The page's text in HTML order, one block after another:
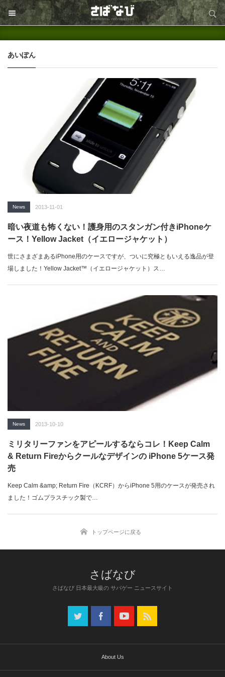
サイト内検索
あいぽん
News 2013-11-01
暗い夜道も怖くない！護身用のスタンガン付きiPhoneケ
ース！Yellow Jacket（イエロージャケット）
世にさまざまあるiPhone用のケースですが、ついに究極ともいえる逸品が登
場しました！Yellow Jacket™（イエロージャケット）ス…
News 2013-10-10
ミリタリーファンをアピールするならコレ！Keep Calm
& Return Fireからクールなデザインの iPhone 5ケース発
売
Keep Calm &amp; Return Fire（KCRF）からiPhone 5用のケースが発売され
ました！ゴムプラスチック製で…
トップページに戻る
さばなび 日本最大級の サバゲー ニュースサイト
About Us
サイト内検索